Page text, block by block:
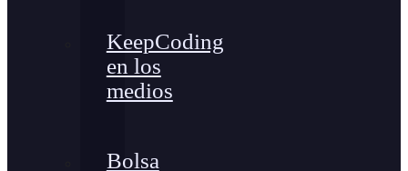
KeepCoding
en los
medios
Bolsa